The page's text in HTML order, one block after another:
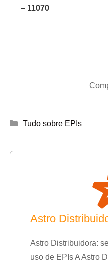
– 11070
Categorias
Tudo sobre EPIs
Astro
Astro Distribuidora:
uso de EPIs A Astro